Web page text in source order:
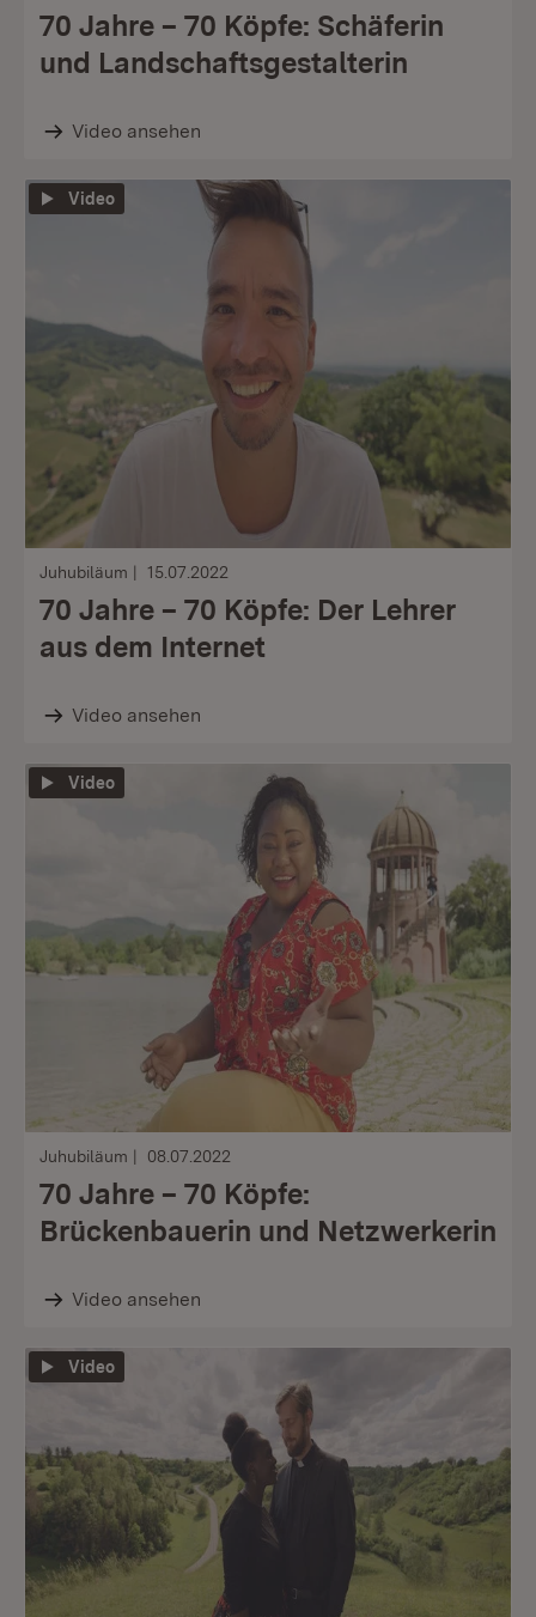
70 Jahre – 70 Köpfe: Schäferin
und Landschaftsgestalterin
Video ansehen
Video
Juhubiläum 15.07.2022
70 Jahre – 70 Köpfe: Der Lehrer
aus dem Internet
Video ansehen
Video
Juhubiläum 08.07.2022
70 Jahre – 70 Köpfe:
Brückenbauerin und Netzwerkerin
Video ansehen
Video